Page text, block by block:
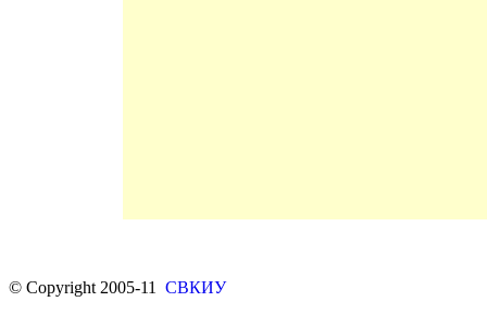
© Copyright 2005-11 СВКИУ